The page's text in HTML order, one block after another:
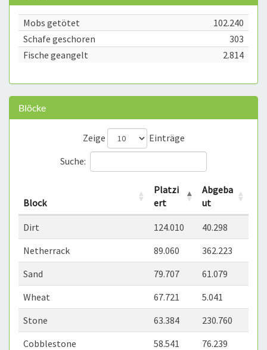
Mobs getötet
102.240
Schafe geschoren
303
Fische geangelt
2.814
Blöcke
Zeige
Einträge
Suche:
Block
Platzi
ert
Abgeba
ut
Dirt 124.010
40.298
Netherrack
89.060
362.223
Sand
79.707
61.079
Wheat
67.721
5.041
Stone
63.384
230.760
Cobblestone
58.541
76.239